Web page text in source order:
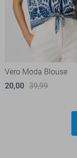
Vero Moda Blouse
20,00 39,99